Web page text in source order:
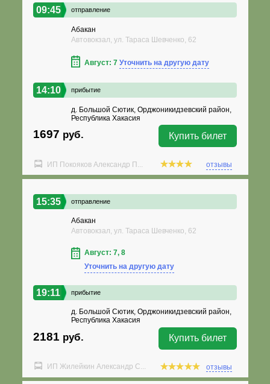
09:45 отправление
Абакан
Автовокзал, ул. Тараса Шевченко, 62
Август: 7 Уточнить на другую дату
14:10 прибытие
д. Большой Сютик, Орджоникидзевский район,
Республика Хакасия
1697 руб. Купить билет
ИП Покояков Александр П... отзывы
15:35 отправление
Абакан
Автовокзал, ул. Тараса Шевченко, 62
Август: 7, 8
Уточнить на другую дату
19:11 прибытие
д. Большой Сютик, Орджоникидзевский район,
Республика Хакасия
2181 руб. Купить билет
ИП Жилейкин Александр С... отзывы